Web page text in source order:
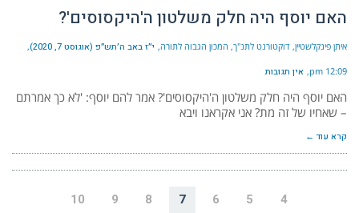
האם יוסף היה חלק משלטון ה'היקסוסים'?
איתן פינקלשטיין, דוקטורנט לתנ"ך, המכון הגבוה לתורה י״ז באב ה׳תש״פ (אוגוסט 7, 2020)
12:09 pm אין תגובות
האם יוסף היה חלק משלטון ה'היקסוסים'? אמר להם יוסף: 'לא כך אמרתם
– שאחיו של זה מת? אני אקראנו ויבא
קרא עוד ←
4
5
6
7
8
9
10